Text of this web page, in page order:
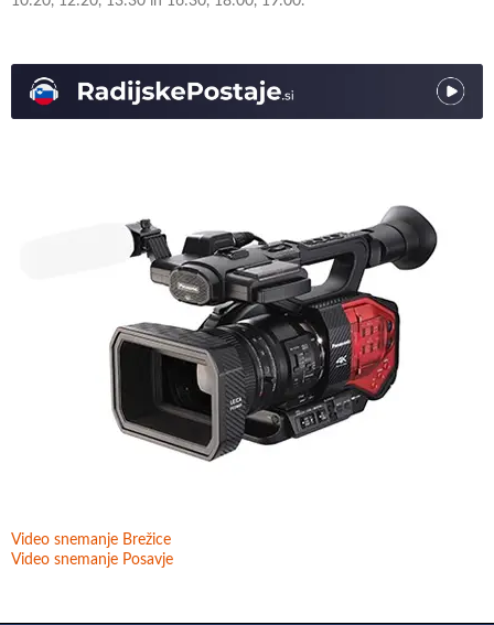
Video snemanje Brežice
Video snemanje Posavje